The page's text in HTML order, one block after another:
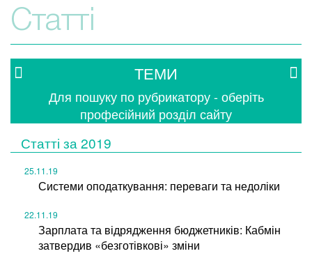
Статті
ТЕМИ
Для пошуку по рубрикатору - оберіть
професійний розділ сайту
Статті за 2019
25.11.19
Системи оподаткування: переваги та недоліки
22.11.19
Зарплата та відрядження бюджетників: Кабмін
затвердив «безготівкові» зміни